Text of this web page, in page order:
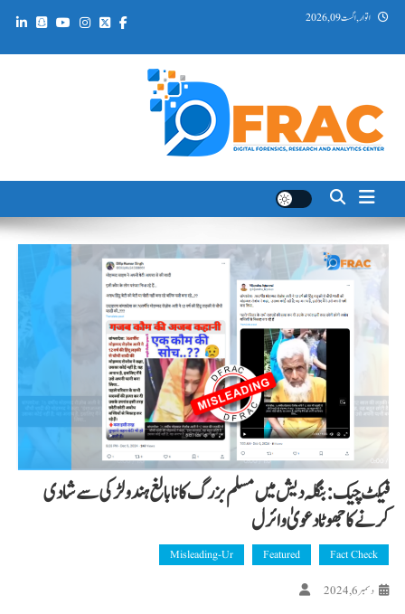
Skip اتوار, اگست 09, 2026
DFRAC_ORG
فیکٹ چیک: بنگلہ دیش میں مسلم بزرگ کا نابالغ ہندو لڑکی سے شادی
کرنے کا جھوٹا دعویٰ وائرل
Fact Check
Featured
Misleading-Ur
دسمبر 6, 2024